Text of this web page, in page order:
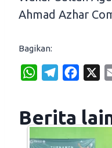
Ahmad Azhar
Bagikan:
W
t
s
e
g
e
b
Berita